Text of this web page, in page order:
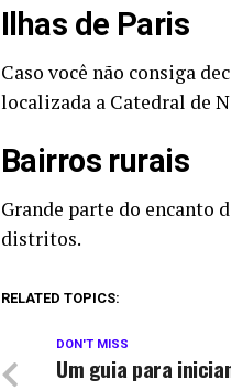
Ilhas de Paris
Caso você não consiga
localizada a Catedral de
Bairros rurais
Grande parte do encanto
distritos.
RELATED TOPICS:
DON'T MISS
Um guia para